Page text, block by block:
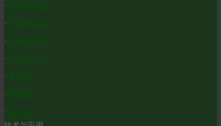
· 防锈润滑油
· 环保液压油
· 金属加工液
· 船用油/VGP
· 车用油
· 添加剂
· 清洗剂